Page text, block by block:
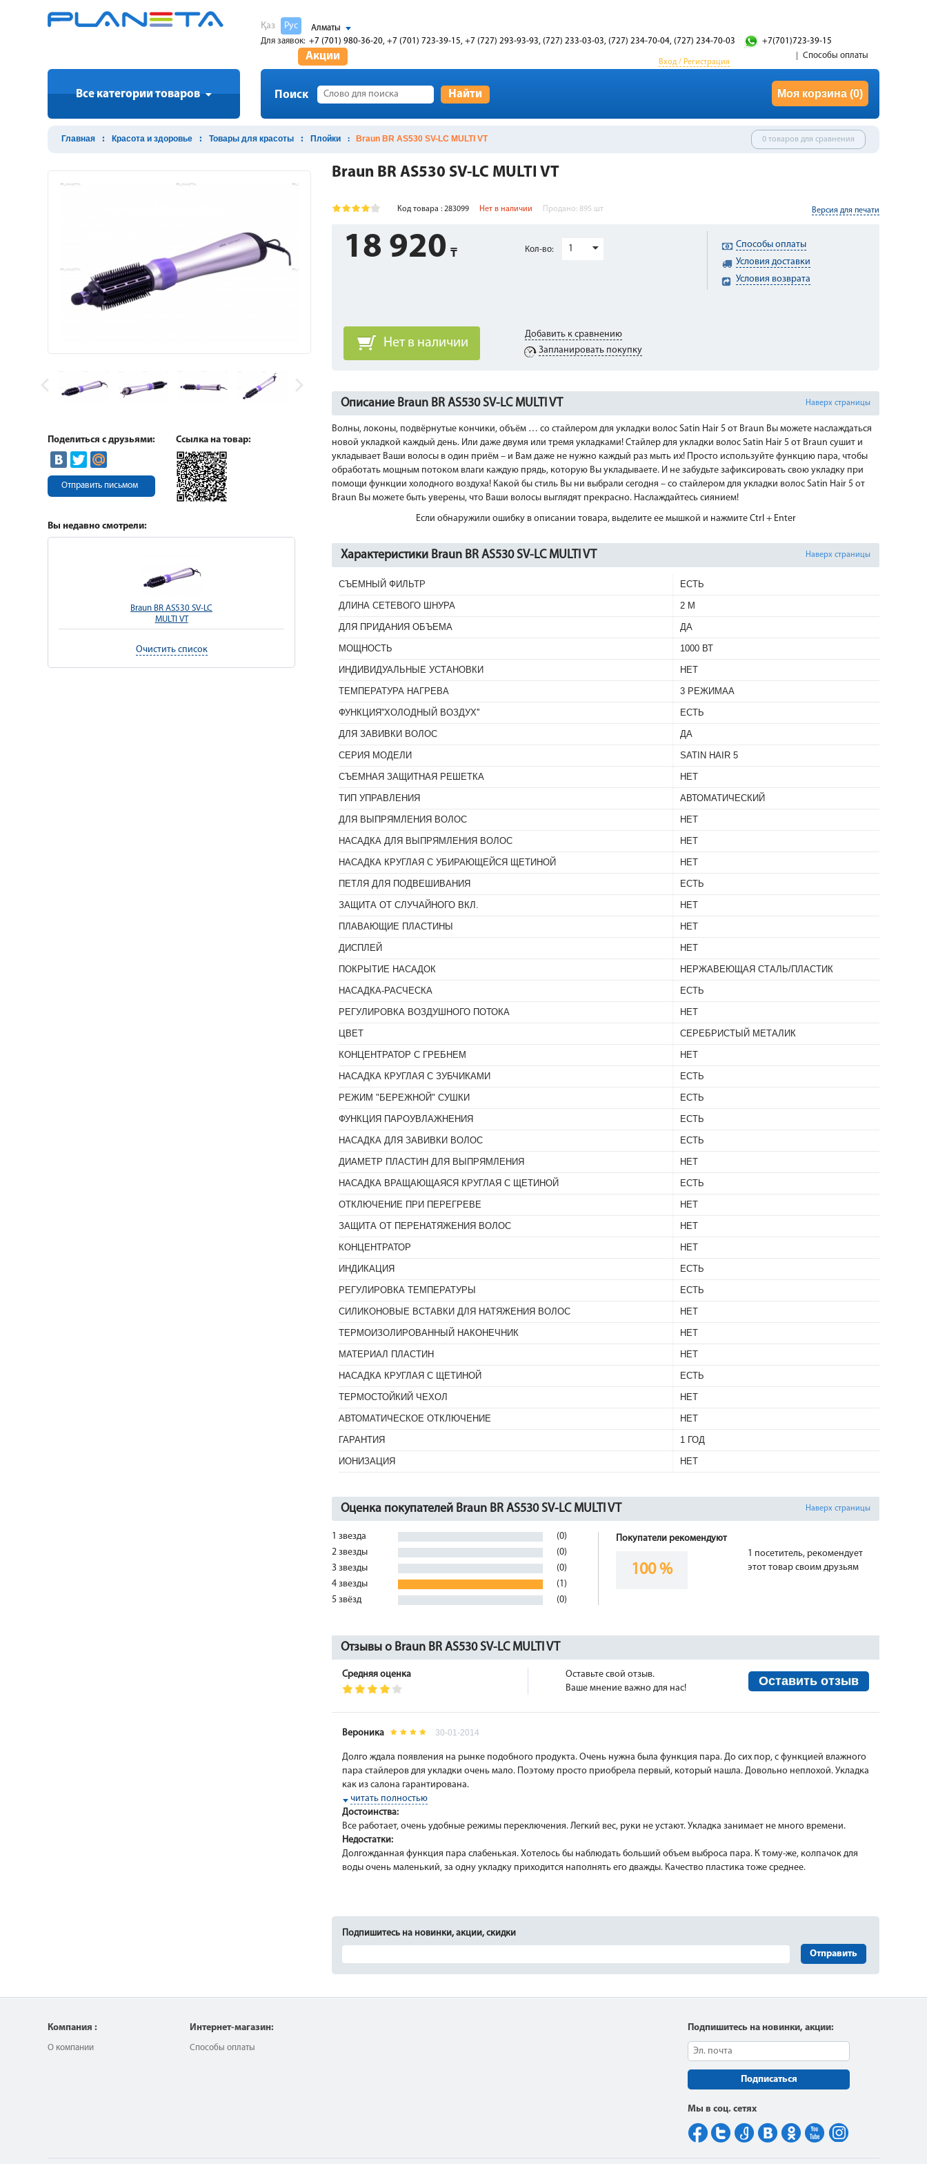
Қаз Рус
Алматы
Для заявок: +7 (701) 980-36-20, +7 (701) 723-39-15, +7 (727) 293-93-93, (727) 233-03-03, (727) 234-70-04, (727) 234-70-03 +7(701)723-39-15
Вход / Регистрация
Акции Способы оплаты
Все категории товаров Поиск Найти Моя корзина (0)
Главная Красота и здоровье Товары для красоты Плойки Braun BR AS530 SV-LC MULTI VT 0 товаров для сравнения
Поделиться с друзьями:
Отправить письмом
Ссылка на товар:
Вы недавно смотрели:
Braun BR AS530 SV-LC
MULTI VT
Очистить список
Braun BR AS530 SV-LC MULTI VT
Код товара : 283099 Нет в наличии Продано: 895 шт Версия для печати
18 920
Нет в наличии
Кол-во: 1
Добавить к сравнению
Запланировать покупку
Способы оплаты
Условия доставки
Условия возврата
Описание Braun BR AS530 SV-LC MULTI VT Наверх страницы
Волны, локоны, подвёрнутые кончики, объём … со стайлером для укладки волос Satin Hair 5 от Braun Вы можете наслаждаться
новой укладкой каждый день. Или даже двумя или тремя укладками! Стайлер для укладки волос Satin Hair 5 от Braun сушит и
укладывает Ваши волосы в один приём – и Вам даже не нужно каждый раз мыть их! Просто используйте функцию пара, чтобы
обработать мощным потоком влаги каждую прядь, которую Вы укладываете. И не забудьте зафиксировать свою укладку при
помощи функции холодного воздуха! Какой бы стиль Вы ни выбрали сегодня – со стайлером для укладки волос Satin Hair 5 от
Braun Вы можете быть уверены, что Ваши волосы выглядят прекрасно. Наслаждайтесь сиянием!
Если обнаружили ошибку в описании товара, выделите ее мышкой и нажмите Ctrl + Enter
Характеристики Braun BR AS530 SV-LC MULTI VT Наверх страницы
СЪЕМНЫЙ ФИЛЬТР ЕСТЬ
ДЛИНА СЕТЕВОГО ШНУРА 2 М
ДЛЯ ПРИДАНИЯ ОБЪЕМА ДА
МОЩНОСТЬ 1000 ВТ
ИНДИВИДУАЛЬНЫЕ УСТАНОВКИ НЕТ
ТЕМПЕРАТУРА НАГРЕВА 3 РЕЖИМАА
ФУНКЦИЯ''ХОЛОДНЫЙ ВОЗДУХ'' ЕСТЬ
ДЛЯ ЗАВИВКИ ВОЛОС ДА
СЕРИЯ МОДЕЛИ SATIN HAIR 5
СЪЕМНАЯ ЗАЩИТНАЯ РЕШЕТКА НЕТ
ТИП УПРАВЛЕНИЯ АВТОМАТИЧЕСКИЙ
ДЛЯ ВЫПРЯМЛЕНИЯ ВОЛОС НЕТ
НАСАДКА ДЛЯ ВЫПРЯМЛЕНИЯ ВОЛОС НЕТ
НАСАДКА КРУГЛАЯ С УБИРАЮЩЕЙСЯ ЩЕТИНОЙ НЕТ
ПЕТЛЯ ДЛЯ ПОДВЕШИВАНИЯ ЕСТЬ
ЗАЩИТА ОТ СЛУЧАЙНОГО ВКЛ. НЕТ
ПЛАВАЮЩИЕ ПЛАСТИНЫ НЕТ
ДИСПЛЕЙ НЕТ
ПОКРЫТИЕ НАСАДОК НЕРЖАВЕЮЩАЯ СТАЛЬ/ПЛАСТИК
НАСАДКА-РАСЧЕСКА ЕСТЬ
РЕГУЛИРОВКА ВОЗДУШНОГО ПОТОКА НЕТ
ЦВЕТ СЕРЕБРИСТЫЙ МЕТАЛИК
КОНЦЕНТРАТОР С ГРЕБНЕМ НЕТ
НАСАДКА КРУГЛАЯ С ЗУБЧИКАМИ ЕСТЬ
РЕЖИМ "БЕРЕЖНОЙ" СУШКИ ЕСТЬ
ФУНКЦИЯ ПАРОУВЛАЖНЕНИЯ ЕСТЬ
НАСАДКА ДЛЯ ЗАВИВКИ ВОЛОС ЕСТЬ
ДИАМЕТР ПЛАСТИН ДЛЯ ВЫПРЯМЛЕНИЯ НЕТ
НАСАДКА ВРАЩАЮЩАЯСЯ КРУГЛАЯ С ЩЕТИНОЙ ЕСТЬ
ОТКЛЮЧЕНИЕ ПРИ ПЕРЕГРЕВЕ НЕТ
ЗАЩИТА ОТ ПЕРЕНАТЯЖЕНИЯ ВОЛОС НЕТ
КОНЦЕНТРАТОР НЕТ
ИНДИКАЦИЯ ЕСТЬ
РЕГУЛИРОВКА ТЕМПЕРАТУРЫ ЕСТЬ
СИЛИКОНОВЫЕ ВСТАВКИ ДЛЯ НАТЯЖЕНИЯ ВОЛОС НЕТ
ТЕРМОИЗОЛИРОВАННЫЙ НАКОНЕЧНИК НЕТ
МАТЕРИАЛ ПЛАСТИН НЕТ
НАСАДКА КРУГЛАЯ С ЩЕТИНОЙ ЕСТЬ
ТЕРМОСТОЙКИЙ ЧЕХОЛ НЕТ
АВТОМАТИЧЕСКОЕ ОТКЛЮЧЕНИЕ НЕТ
ГАРАНТИЯ 1 ГОД
ИОНИЗАЦИЯ НЕТ
Оценка покупателей Braun BR AS530 SV-LC MULTI VT Наверх страницы
1 звезда
(0)
2 звезды
(0)
3 звезды
(0)
4 звезды
(1)
5 звёзд
(0)
Покупатели рекомендуют
100 %
1 посетитель, рекомендует
этот товар своим друзьям
Отзывы о Braun BR AS530 SV-LC MULTI VT
Средняя оценка
Оставьте свой отзыв.
Ваше мнение важно для нас!
Оставить отзыв
Вероника 30-01-2014
Долго ждала появления на рынке подобного продукта. Очень нужна была функция пара. До сих пор, с функцией влажного
пара стайлеров для укладки очень мало. Поэтому просто приобрела первый, который нашла. Довольно неплохой. Укладка
как из салона гарантирована.
читать полностью
Достоинства:
Все работает, очень удобные режимы переключения. Легкий вес, руки не устают. Укладка занимает не много времени.
Недостатки:
Долгожданная функция пара слабенькая. Хотелось бы наблюдать больший объем выброса пара. К тому-же, колпачок для
воды очень маленький, за одну укладку приходится наполнять его дважды. Качество пластика тоже среднее.
Подпишитесь на новинки, акции, скидки
Отправить
Компания :
О компании
Интернет-магазин:
Способы оплаты
Подпишитесь на новинки, акции:
Подписаться
Мы в соц. сетях